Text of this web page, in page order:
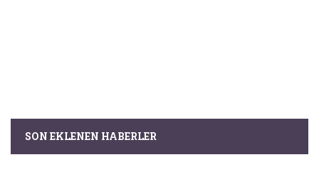
SON EKLENEN HABERLER